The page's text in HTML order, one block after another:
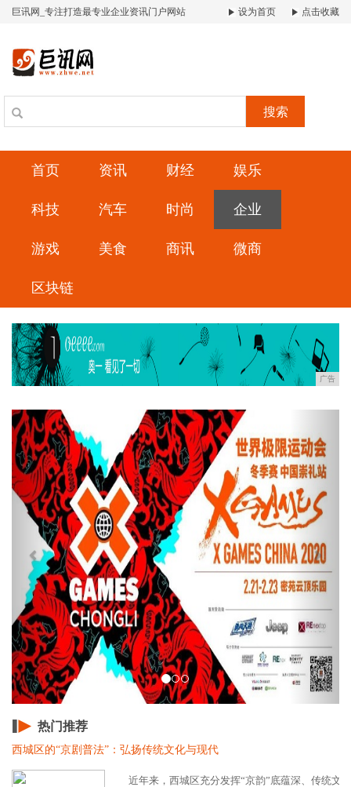
巨讯网_专注打造最专业企业资讯门户网站 设为首页 点击收藏
搜索
首页 资讯 财经 娱乐
科技 汽车 时尚 企业
游戏 美食 商讯 微商
区块链
广告
Previous
热门推荐
西城区的“京剧普法”：弘扬传统文化与现代
近年来，西城区充分发挥“京韵”底蕴深、传统文